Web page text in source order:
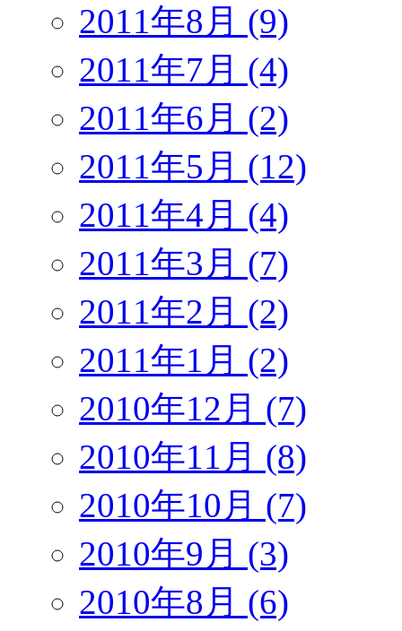
2011年8月 (9)
2011年7月 (4)
2011年6月 (2)
2011年5月 (12)
2011年4月 (4)
2011年3月 (7)
2011年2月 (2)
2011年1月 (2)
2010年12月 (7)
2010年11月 (8)
2010年10月 (7)
2010年9月 (3)
2010年8月 (6)